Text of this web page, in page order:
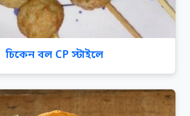
চিকেন বল CP স্টাইলে